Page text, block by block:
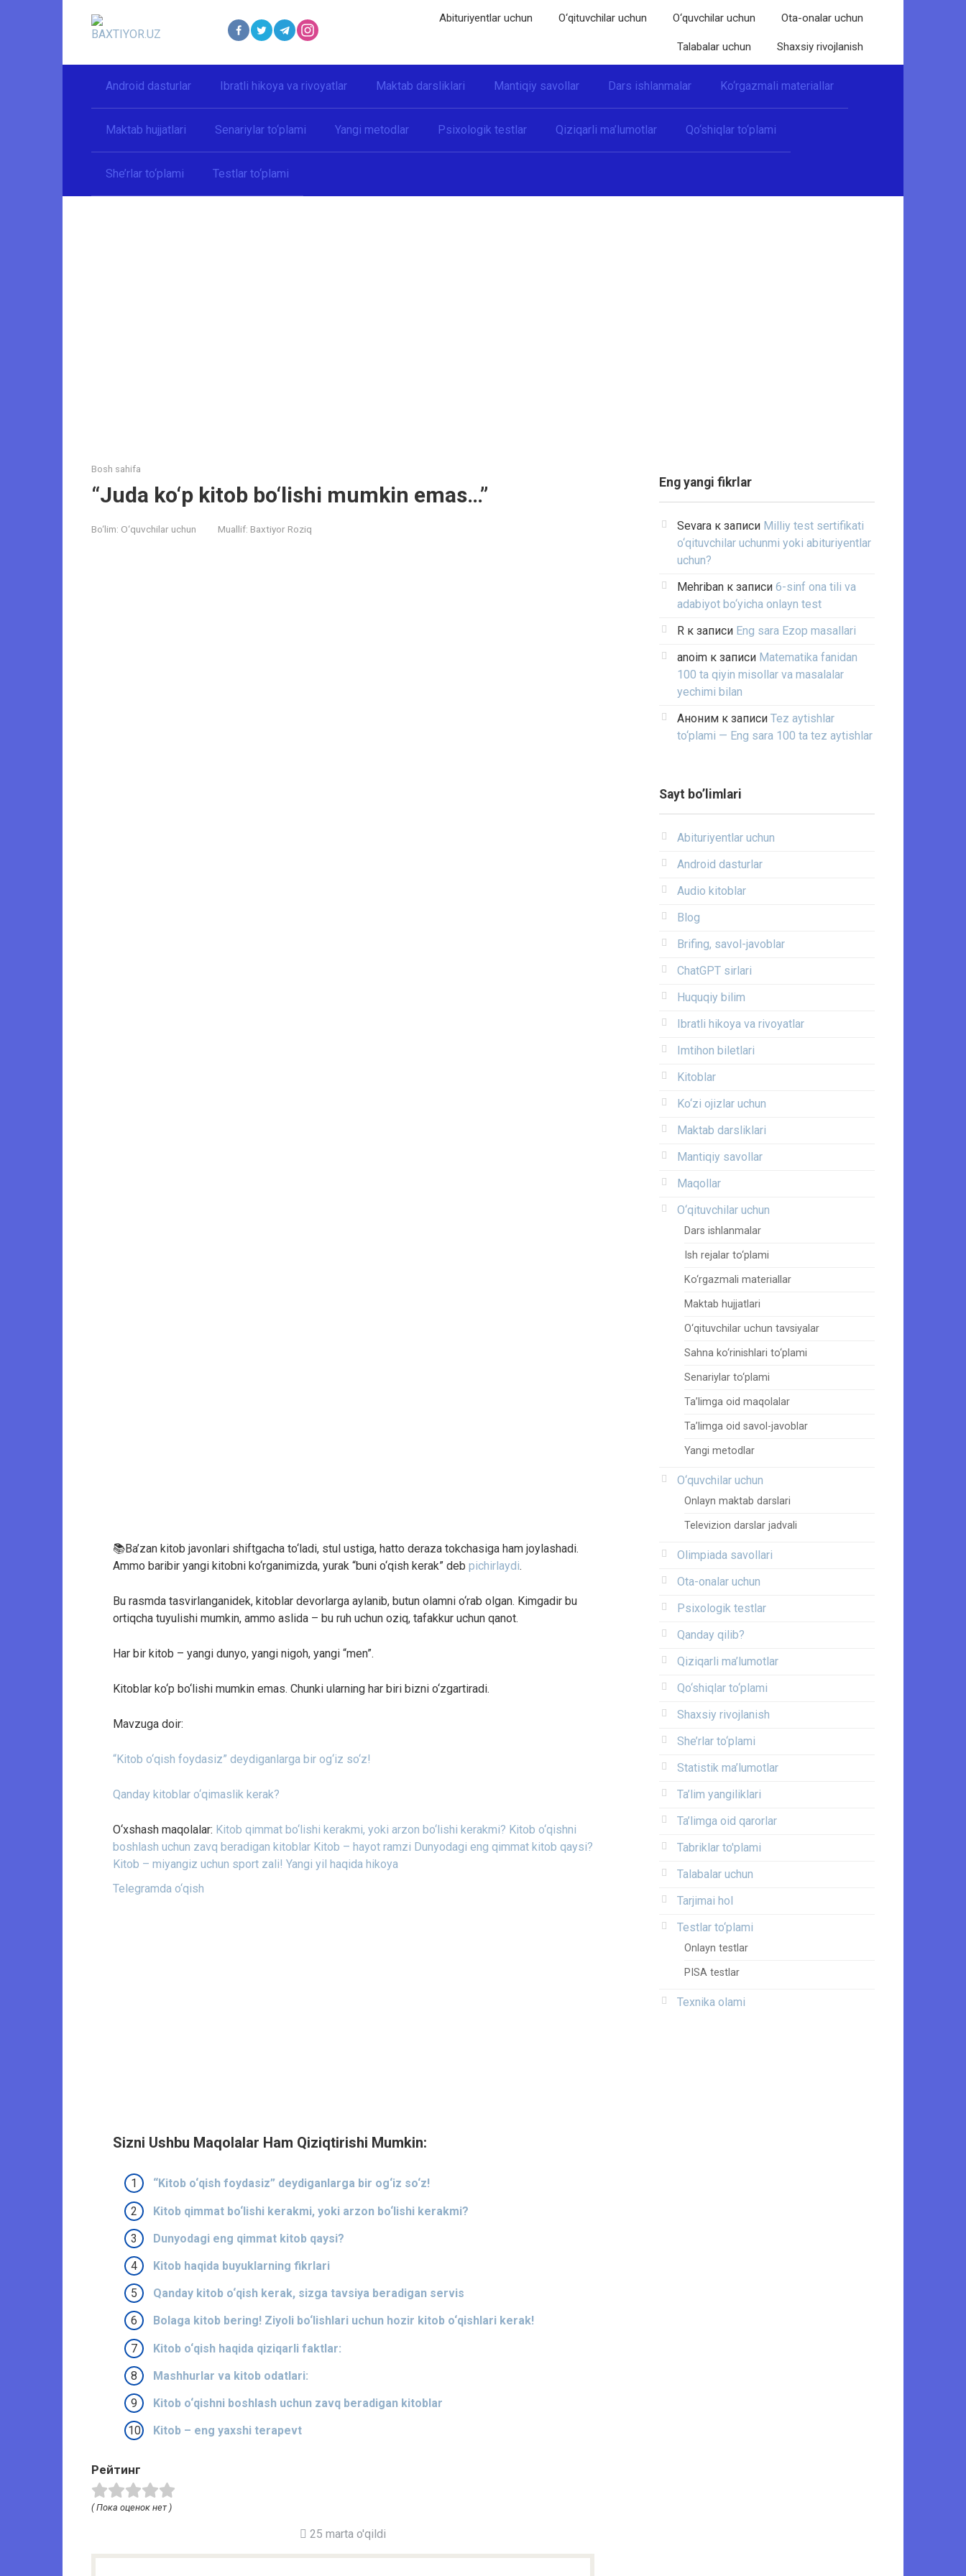
Abituriyentlar uchun O‘qituvchilar uchun O‘quvchilar uchun Ota-onalar uchun
Talabalar uchun Shaxsiy rivojlanish
Android dasturlar Ibratli hikoya va rivoyatlar Maktab darsliklari Mantiqiy savollar Dars ishlanmalar Ko‘rgazmali materiallar
Maktab hujjatlari Senariylar to‘plami Yangi metodlar Psixologik testlar Qiziqarli ma’lumotlar Qo‘shiqlar to‘plami
She’rlar to‘plami Testlar to‘plami
Bosh sahifa
“Juda ko‘p kitob bo‘lishi mumkin emas…”
Bo‘lim: O‘quvchilar uchun Muallif: Baxtiyor Roziq
📚Ba’zan kitob javonlari shiftgacha to‘ladi, stul ustiga, hatto deraza tokchasiga ham joylashadi.
Ammo baribir yangi kitobni ko‘rganimizda, yurak “buni o‘qish kerak” deb pichirlaydi.
Bu rasmda tasvirlanganidek, kitoblar devorlarga aylanib, butun olamni o‘rab olgan. Kimgadir bu
ortiqcha tuyulishi mumkin, ammo aslida – bu ruh uchun oziq, tafakkur uchun qanot.
Har bir kitob – yangi dunyo, yangi nigoh, yangi “men”.
Kitoblar ko‘p bo‘lishi mumkin emas. Chunki ularning har biri bizni o‘zgartiradi.
Mavzuga doir:
“Kitob o‘qish foydasiz” deydiganlarga bir og‘iz so‘z!
Qanday kitoblar o‘qimaslik kerak?
O‘xshash maqolalar: Kitob qimmat bo‘lishi kerakmi, yoki arzon bo‘lishi kerakmi? Kitob o‘qishni
boshlash uchun zavq beradigan kitoblar Kitob – hayot ramzi Dunyodagi eng qimmat kitob qaysi?
Kitob – miyangiz uchun sport zali! Yangi yil haqida hikoya
Telegramda o‘qish
Sizni Ushbu Maqolalar Ham Qiziqtirishi Mumkin:
“Kitob o‘qish foydasiz” deydiganlarga bir og‘iz so‘z!
Kitob qimmat bo‘lishi kerakmi, yoki arzon bo‘lishi kerakmi?
Dunyodagi eng qimmat kitob qaysi?
Kitob haqida buyuklarning fikrlari
Qanday kitob o‘qish kerak, sizga tavsiya beradigan servis
Bolaga kitob bering! Ziyoli bo‘lishlari uchun hozir kitob o‘qishlari kerak!
Kitob o‘qish haqida qiziqarli faktlar:
Mashhurlar va kitob odatlari:
Kitob o‘qishni boshlash uchun zavq beradigan kitoblar
Kitob – eng yaxshi terapevt
Рейтинг
( Пока оценок нет )
25 marta o'qildi
Eng yangi fikrlar
Sevara к записи Milliy test sertifikati
o‘qituvchilar uchunmi yoki abituriyentlar
uchun?
Mehriban к записи 6-sinf ona tili va
adabiyot bo‘yicha onlayn test
R к записи Eng sara Ezop masallari
anoim к записи Matematika fanidan
100 ta qiyin misollar va masalalar
yechimi bilan
Аноним к записи Tez aytishlar
to‘plami — Eng sara 100 ta tez aytishlar
Sayt bo’limlari
Abituriyentlar uchun
Android dasturlar
Audio kitoblar
Blog
Brifing, savol-javoblar
ChatGPT sirlari
Huquqiy bilim
Ibratli hikoya va rivoyatlar
Imtihon biletlari
Kitoblar
Ko‘zi ojizlar uchun
Maktab darsliklari
Mantiqiy savollar
Maqollar
O‘qituvchilar uchun
Dars ishlanmalar
Ish rejalar to‘plami
Ko‘rgazmali materiallar
Maktab hujjatlari
O‘qituvchilar uchun tavsiyalar
Sahna ko‘rinishlari to‘plami
Senariylar to‘plami
Ta’limga oid maqolalar
Ta’limga oid savol-javoblar
Yangi metodlar
O‘quvchilar uchun
Onlayn maktab darslari
Televizion darslar jadvali
Olimpiada savollari
Ota-onalar uchun
Psixologik testlar
Qanday qilib?
Qiziqarli ma’lumotlar
Qo‘shiqlar to‘plami
Shaxsiy rivojlanish
She’rlar to‘plami
Statistik ma’lumotlar
Ta’lim yangiliklari
Ta’limga oid qarorlar
Tabriklar to'plami
Talabalar uchun
Tarjimai hol
Testlar to‘plami
Onlayn testlar
PISA testlar
Texnika olami